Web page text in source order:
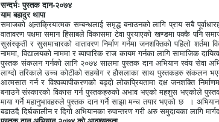
सन्दर्भः पुस्तक दान-२०७४
याम बहादुर थापा
समाजको अन्र्तक्रियात्मक सम्बन्धलाई समृद्ध बनाउनको लागि प्राय सबै
वातावरण पक्षमा समान हिसाबले विकासमा टेवा पुरयाएको खण्डमा पक्कै पनि
सुसंस्कृती र सुसमाचारको वातावरण निर्माण गर्नमा जनशक्तिको पहिलो शर्तमा
नाममा, विद्यालयको नाममा र व्यापारिक राज कायम गर्नका लागि सामाजिक
पुस्तक संकलन गर्नको लागि २०७४ सालमा पुस्तक दान अभियान स्वंय सेवा
लाग्दो तरिकाले उच्च कोटीको सहयोग र हौसलाका साथ पुस्तकहरु संकलन
आत्मसात गर्न र विश्वव्यापीकरणको बढ्दो लोकप्रियतामा दक्ष जनशक्ति
बनाउने संस्कारको विकास गर्न पुस्तकहरुको अभाव भएको महशुस भएकोले
माया गर्ने महानुभावहरुले पुस्तक दान गर्ने साझा मन्च तयार भएको छ
।
बढाउदै दिर्घकालीन र दिगो अभियानका रुपान्तरण गरी अरु समुदायका लागि